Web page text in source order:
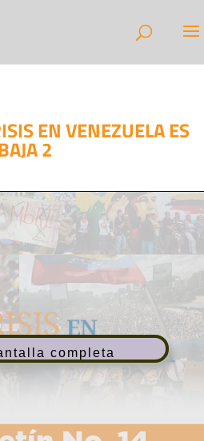
EN VENEZUELA ES
2
completa